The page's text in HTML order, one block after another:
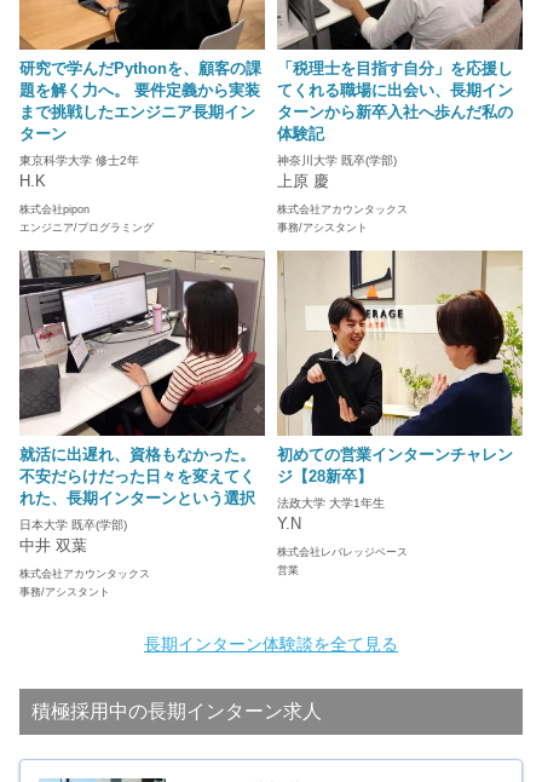
研究で学んだPythonを、顧客の課
題を解く力へ。 要件定義から実装
まで挑戦したエンジニア長期イン
ターン
東京科学大学 修士2年
H.K
株式会社pipon
エンジニア/プログラミング
「税理士を目指す自分」を応援し
てくれる職場に出会い、長期イン
ターンから新卒入社へ歩んだ私の
体験記
神奈川大学 既卒(学部)
上原 慶
株式会社アカウンタックス
事務/アシスタント
就活に出遅れ、資格もなかった。
不安だらけだった日々を変えてく
れた、長期インターンという選択
日本大学 既卒(学部)
中井 双葉
株式会社アカウンタックス
事務/アシスタント
初めての営業インターンチャレン
ジ【28新卒】
法政大学 大学1年生
Y.N
株式会社レバレッジベース
営業
長期インターン体験談を全て見る
積極採用中の長期インターン求人